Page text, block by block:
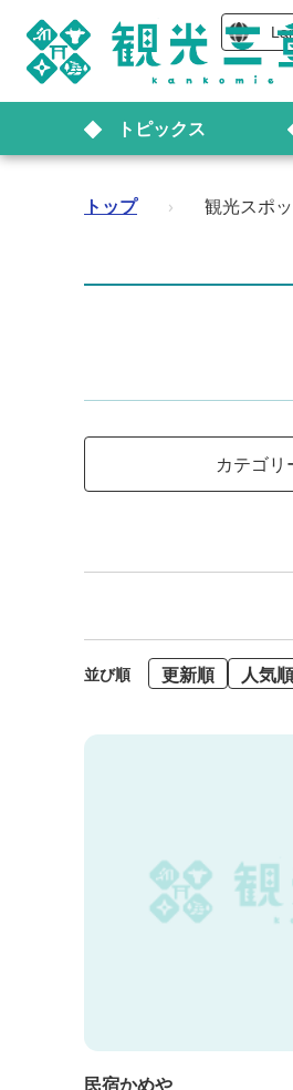
トピックス
トップ › 観光スポ
カテゴリ
並び順 更新順 人気順
民宿かめや